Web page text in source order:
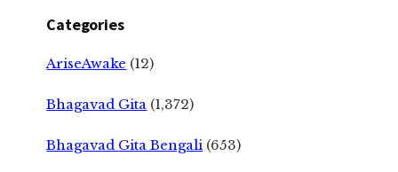
Categories
AriseAwake (12)
Bhagavad Gita (1,372)
Bhagavad Gita Bengali (653)